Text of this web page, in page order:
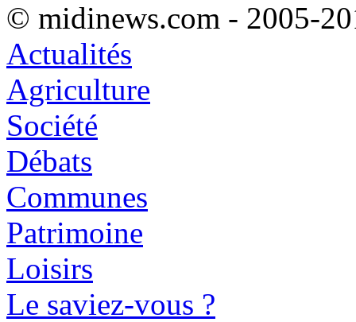
© midinews.com - 2005-
Actualités
Agriculture
Société
Débats
Communes
Patrimoine
Loisirs
Le saviez-vous ?